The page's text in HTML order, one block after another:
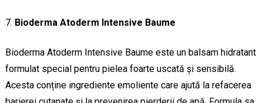
Bioderma Atoderm Intensive Baume
Bioderma Atoderm Intensive Baume este un balsam hidratant
formulat special pentru pielea foarte uscată și sensibilă.
Acesta conține ingrediente emoliente care ajută la refacerea